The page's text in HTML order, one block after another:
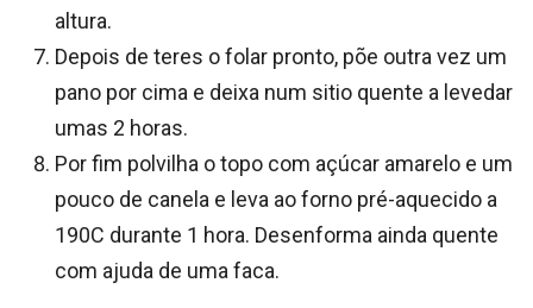
altura.
Depois de teres o folar pronto, põe outra vez um
pano por cima e deixa num sitio quente a levedar
umas 2 horas.
Por fim polvilha o topo com açúcar amarelo e um
pouco de canela e leva ao forno pré-aquecido a
190C durante 1 hora. Desenforma ainda quente
com ajuda de uma faca.